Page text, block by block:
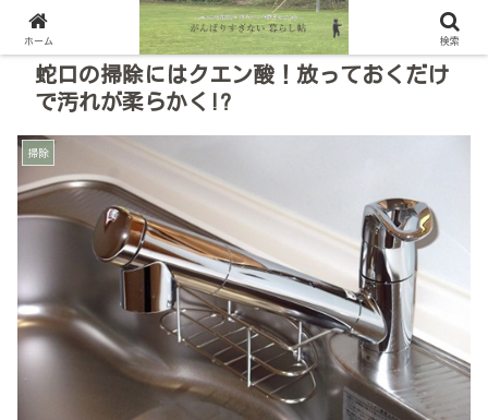
蛇口の掃除にはクエン酸！放っておくだけ
で汚れが柔らかく!?
掃除
ホーム 検索